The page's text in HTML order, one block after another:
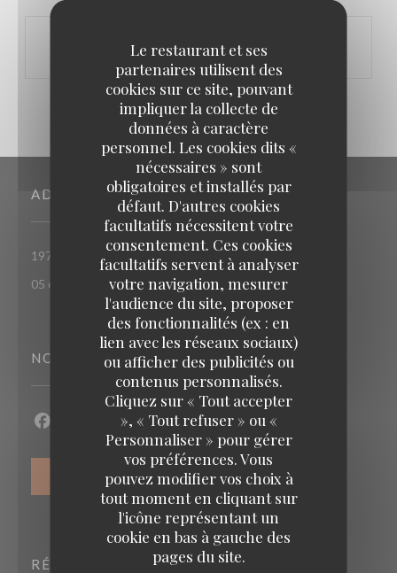
Le restaurant et ses
partenaires utilisent des
cookies sur ce site, pouvant
impliquer la collecte de
données à caractère
personnel. Les cookies dits «
nécessaires » sont
obligatoires et installés par
défaut. D'autres cookies
facultatifs nécessitent votre
consentement. Ces cookies
facultatifs servent à analyser
votre navigation, mesurer
l'audience du site, proposer
des fonctionnalités (ex : en
lien avec les réseaux sociaux)
ou afficher des publicités ou
contenus personnalisés.
Cliquez sur « Tout accepter
», « Tout refuser » ou «
Personnaliser » pour gérer
vos préférences. Vous
pouvez modifier vos choix à
tout moment en cliquant sur
l'icône représentant un
cookie en bas à gauche des
pages du site.
ADRESSE
197 Route de Saint-Simon 31100 TOULOUSE((ouvre une
05 62 14 64 85
NOUS SUIVRE
Facebook ((ouvre une nouvelle fenêtre))
NEWSLETTER
RÉSERVATION